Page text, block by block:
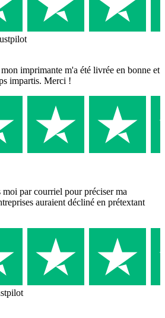
imprimante m'a été livrée en bonne et
impartis. Merci !
par courriel pour préciser ma
auraient décliné en prétextant